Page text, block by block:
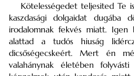
Kötelességedet teljesited Te
kaszdasági dolgaidat dugába
irodalomnak fekvés miatt.
alattad a tudós hiuság
dicsőségecskeért. Mert én
valahánynak életében